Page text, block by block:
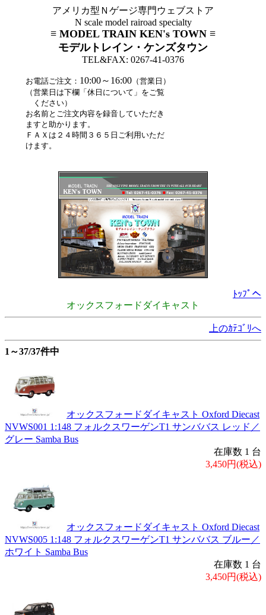
アメリカ型Ｎゲージ専門ウェブストア
N scale model rairoad specialty
≡ MODEL TRAIN KEN's TOWN ≡
モデルトレイン・ケンズタウン
TEL&FAX: 0267-41-0376
お電話ご注文： 10:00～16:00 （営業日）
（営業日は下欄「休日について」をご覧
ください）
お名前とご注文内容を録音していただき
ますと助かります。
ＦＡＸは２４時間３６５日ご利用いただ
けます。
ﾄｯﾌﾟへ
オックスフォードダイキャスト
上のｶﾃｺﾞﾘへ
1～37/37件中
オックスフォードダイキャスト Oxford Diecast
NVWS001 1:148 フォルクスワーゲンT1 サンババス レッド／
グレー Samba Bus
在庫数 1 台
3,450円(税込)
オックスフォードダイキャスト Oxford Diecast
NVWS005 1:148 フォルクスワーゲンT1 サンババス ブルー／
ホワイト Samba Bus
在庫数 1 台
3,450円(税込)